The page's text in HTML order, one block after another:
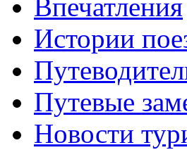
Впечатления
Истории
Путевые
Новости